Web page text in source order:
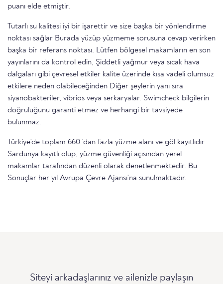
puanı elde etmiştir.
Tutarlı su kalitesi iyi bir işarettir ve size başka bir yönlendirme
noktası sağlar Burada yüzüp yüzmeme sorusuna cevap verirken
başka bir referans noktası. Lütfen bölgesel makamların en son
yayınlarını da kontrol edin, Şiddetli yağmur veya sıcak hava
dalgaları gibi çevresel etkiler kalite üzerinde kısa vadeli olumsuz
etkilere neden olabileceğinden Diğer şeylerin yanı sıra
siyanobakteriler, vibrios veya serkaryalar. Swimcheck bilgilerin
doğruluğunu garanti etmez ve herhangi bir tavsiyede
bulunmaz.
Türkiye'de toplam 660 'dan fazla yüzme alanı ve göl kayıtlıdır.
Sardunya kayıtlı olup, yüzme güvenliği açısından yerel
makamlar tarafından düzenli olarak denetlenmektedir. Bu
Sonuçlar her yıl Avrupa Çevre Ajansı'na sunulmaktadır.
Siteyi arkadaşlarınız ve ailenizle paylaşın